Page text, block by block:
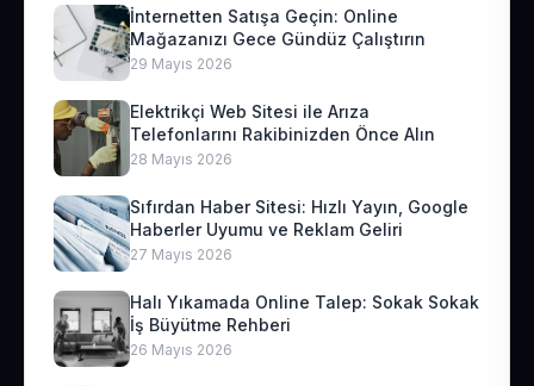
İnternetten Satışa Geçin: Online
Mağazanızı Gece Gündüz Çalıştırın
29 Mayıs 2026
Elektrikçi Web Sitesi ile Arıza
Telefonlarını Rakibinizden Önce Alın
28 Mayıs 2026
Sıfırdan Haber Sitesi: Hızlı Yayın, Google
Haberler Uyumu ve Reklam Geliri
27 Mayıs 2026
Halı Yıkamada Online Talep: Sokak Sokak
İş Büyütme Rehberi
26 Mayıs 2026